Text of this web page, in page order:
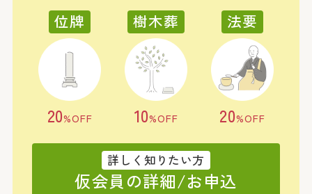
位牌
20%OFF
樹木葬
10%OFF
法要
20%OFF
詳しく知りたい方
仮会員の詳細/お申込